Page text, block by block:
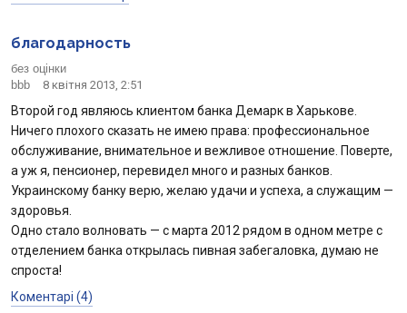
благодарность
без оцінки
bbb
8 квітня 2013, 2:51
Второй год являюсь клиентом банка Демарк в Харькове.
Ничего плохого сказать не имею права: профессиональное
обслуживание, внимательное и вежливое отношение. Поверте,
а уж я, пенсионер, перевидел много и разных банков.
Украинскому банку верю, желаю удачи и успеха, а служащим —
здоровья.
Одно стало волновать — с марта 2012 рядом в одном метре с
отделением банка открылась пивная забегаловка, думаю не
спроста!
Коментарі (4)